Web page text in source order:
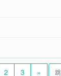
2 3 »